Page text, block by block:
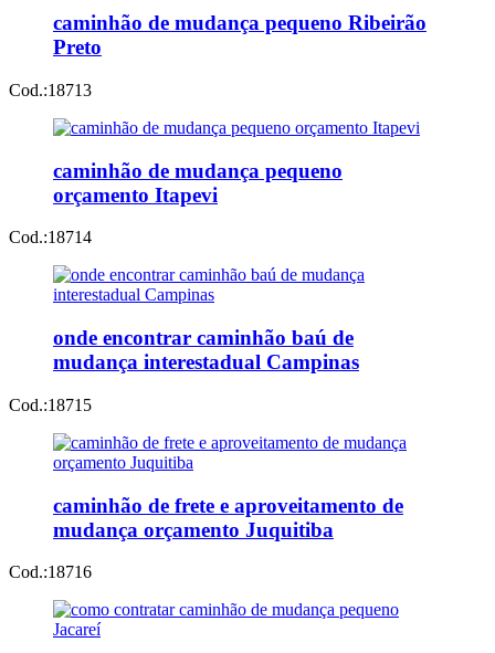
caminhão de mudança pequeno Ribeirão
Preto
Cod.:18713
caminhão de mudança pequeno
orçamento Itapevi
Cod.:18714
onde encontrar caminhão baú de
mudança interestadual Campinas
Cod.:18715
caminhão de frete e aproveitamento de
mudança orçamento Juquitiba
Cod.:18716